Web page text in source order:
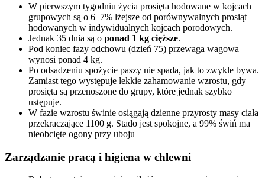
W pierwszym tygodniu życia prosięta hodowane w kojcach
grupowych są o 6–7% lżejsze od porównywalnych prosiąt
hodowanych w indywidualnych kojcach porodowych.
Jednak 35 dnia są o ponad 1 kg cięższe.
Pod koniec fazy odchowu (dzień 75) przewaga wagowa
wynosi ponad 4 kg.
Po odsadzeniu spożycie paszy nie spada, jak to zwykle bywa.
Zamiast tego występuje lekkie zahamowanie wzrostu, gdy
prosięta są przenoszone do grupy, które jednak szybko
ustępuje.
W fazie wzrostu świnie osiągają dzienne przyrosty masy ciała
przekraczające 1100 g. Stado jest spokojne, a 99% świń ma
nieobcięte ogony przy uboju
Zarządzanie pracą i higiena w chlewni